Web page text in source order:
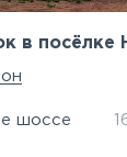
в
шоссе